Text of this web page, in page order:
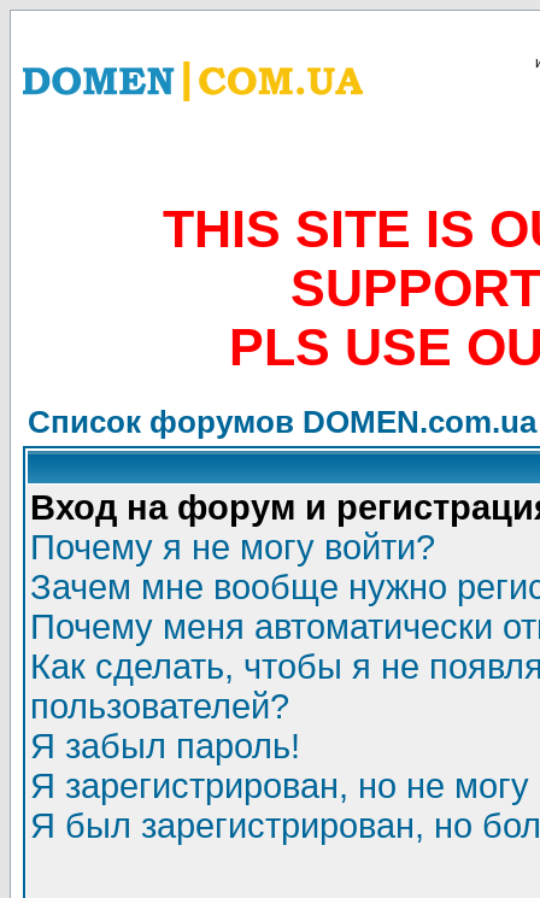
THIS SITE IS
PLS USE
Список форумов DOMEN.com.ua
Вход на форум и
Почему я не могу войти?
Зачем мне вообще нужно
Почему меня автоматически
Как сделать, чтобы я не
пользователей?
Я забыл пароль!
Я зарегистрирован, но не могу
Я был зарегистрирован, но